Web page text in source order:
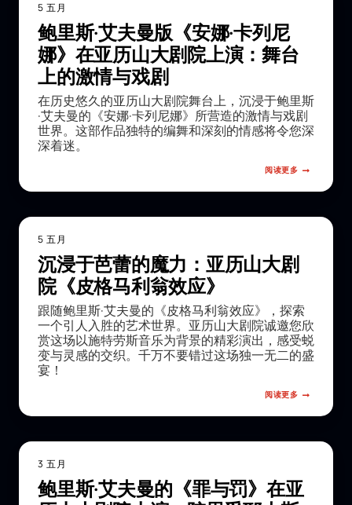
5 五月
鲍里斯·艾夫曼版《安娜·卡列尼
娜》在亚历山大剧院上演：舞台
上的激情与戏剧
在历史悠久的亚历山大剧院舞台上，沉浸于鲍里斯
·艾夫曼的《安娜·卡列尼娜》所营造的激情与戏剧
世界。这部作品独特的编舞和深刻的情感将令您深
深着迷。
阅读更多
5 五月
沉浸于芭蕾的魔力：亚历山大剧
院《皮格马利翁效应》
跟随鲍里斯·艾夫曼的《皮格马利翁效应》，探索
一个引人入胜的艺术世界。亚历山大剧院诚邀您欣
赏这场以施特劳斯音乐为背景的精彩演出，感受蜕
变与灵感的交织。千万不要错过这场独一无二的盛
宴！
阅读更多
3 五月
鲍里斯·艾夫曼的《罪与罚》在亚